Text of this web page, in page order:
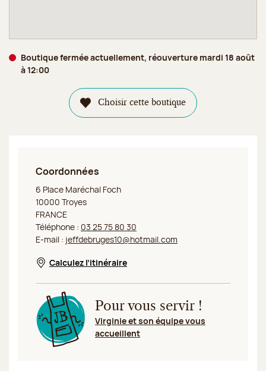
Boutique fermée actuellement, réouverture mardi 18 août
à 12:00
Choisir cette boutique
Coordonnées
Jeff de Bruges Troyes
6 Place Maréchal Foch
10000 Troyes
FRANCE
Téléphone : 03 25 75 80 30
E-mail : jeffdebruges10@hotmail.com
Nouvelle fenêtre
Calculez l’itinéraire
Pour vous servir !
Virginie et son équipe vous
accueillent